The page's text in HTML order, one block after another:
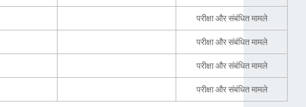
परीक्षा और संबंधित मामले
परीक्षा और संबंधित मामले
परीक्षा और संबंधित मामले
परीक्षा और संबंधित मामले